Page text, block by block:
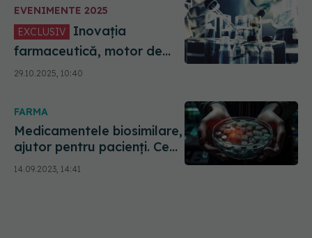
EVENIMENTE 2025
EXCLUSIV
farmaceutică, motor de
competitivitate pentru
România. Dr. Radu Rășinar:
unic
29.10.2025, 10:40
FARMA
Medicamentele biosimilare,
ajutor pentru pacienţi. Ce
sunt, cum se eliberează şi
cât de eficiente sunt. Prof.
14.09.2023, 14:41